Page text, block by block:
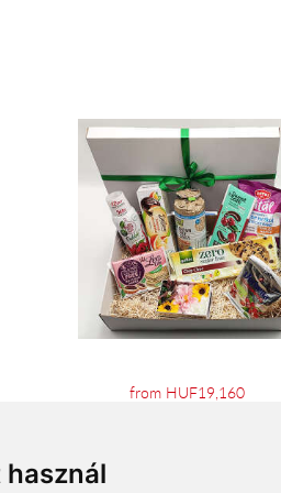
from HUF19,160